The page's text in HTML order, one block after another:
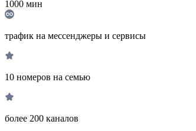
1000 мин
трафик на мессенджеры и сервисы
10 номеров на семью
более 200 каналов